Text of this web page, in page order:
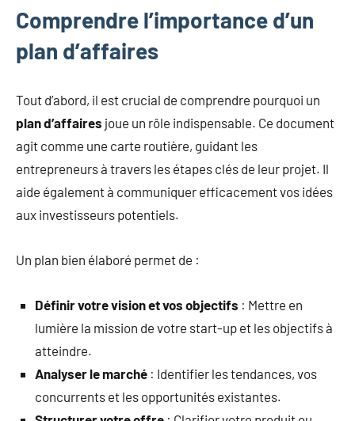
Comprendre l’importance d’un
plan d’affaires
Tout d’abord, il est crucial de comprendre pourquoi un
plan d’affaires joue un rôle indispensable. Ce document
agit comme une carte routière, guidant les
entrepreneurs à travers les étapes clés de leur projet. Il
aide également à communiquer efficacement vos idées
aux investisseurs potentiels.
Un plan bien élaboré permet de :
Définir votre vision et vos objectifs : Mettre en
lumière la mission de votre start-up et les objectifs à
atteindre.
Analyser le marché : Identifier les tendances, vos
concurrents et les opportunités existantes.